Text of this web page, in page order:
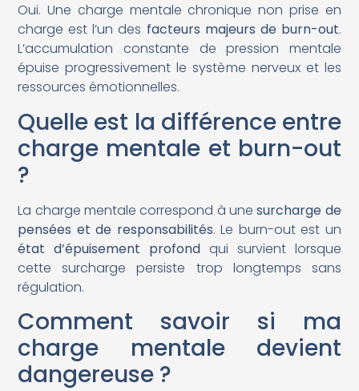
Oui. Une charge mentale chronique non prise en
charge est l’un des facteurs majeurs de burn-out.
L’accumulation constante de pression mentale
épuise progressivement le système nerveux et les
ressources émotionnelles.
Quelle est la différence entre
charge mentale et burn-out
?
La charge mentale correspond à unesurcharge de
pensées et de responsabilités. Le burn-out est un
état d’épuisement profond qui survient lorsque
cette surcharge persiste trop longtemps sans
régulation.
Comment savoir si ma
charge mentale devient
dangereuse ?